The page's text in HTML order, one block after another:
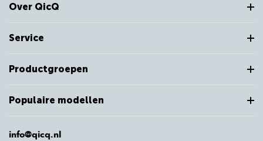
Over QicQ
Service
Productgroepen
Populaire modellen
info@qicq.nl